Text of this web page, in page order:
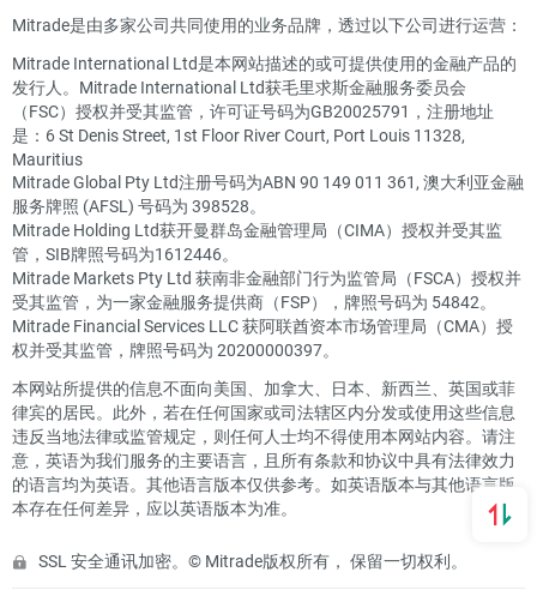
Mitrade是由多家公司共同使用的业务品牌，透过以下公司进行运营：
Mitrade International Ltd是本网站描述的或可提供使用的金融产品的
发行人。Mitrade International Ltd获毛里求斯金融服务委员会
（FSC）授权并受其监管，许可证号码为GB20025791，注册地址
是：6 St Denis Street, 1st Floor River Court, Port Louis 11328,
Mauritius
Mitrade Global Pty Ltd注册号码为ABN 90 149 011 361, 澳大利亚金融
服务牌照 (AFSL) 号码为 398528。
Mitrade Holding Ltd获开曼群岛金融管理局（CIMA）授权并受其监
管，SIB牌照号码为1612446。
Mitrade Markets Pty Ltd 获南非金融部门行为监管局（FSCA）授权并
受其监管，为一家金融服务提供商（FSP），牌照号码为 54842。
Mitrade Financial Services LLC 获阿联酋资本市场管理局（CMA）授
权并受其监管，牌照号码为 20200000397。
本网站所提供的信息不面向美国、加拿大、日本、新西兰、英国或菲
律宾的居民。此外，若在任何国家或司法辖区内分发或使用这些信息
违反当地法律或监管规定，则任何人士均不得使用本网站内容。请注
意，英语为我们服务的主要语言，且所有条款和协议中具有法律效力
的语言均为英语。其他语言版本仅供参考。如英语版本与其他语言版
本存在任何差异，应以英语版本为准。
SSL 安全通讯加密。© Mitrade版权所有， 保留一切权利。